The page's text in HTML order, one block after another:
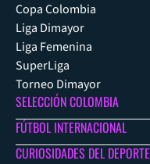
Copa Colombia
Liga Dimayor
Liga Femenina
SuperLiga
Torneo Dimayor
SELECCIÓN COLOMBIA
FÚTBOL INTERNACIONAL
CURIOSIDADES DEL DEPORTE